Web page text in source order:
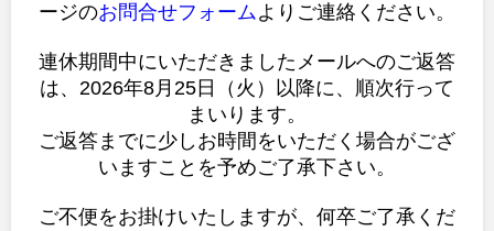
ージのお問合せフォームよりご連絡ください。
連休期間中にいただきましたメールへのご返答
は、2026年8月25日（火）以降に、順次行って
まいります。
ご返答までに少しお時間をいただく場合がござ
いますことを予めご了承下さい。
ご不便をお掛けいたしますが、何卒ご了承くだ